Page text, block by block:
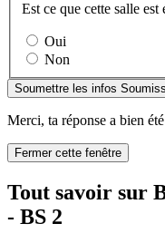
Est ce que cette salle est
Oui
Non
Soumettre les infos
Merci, ta réponse a bien
Fermer cette fenêtre
Tout savoir sur
- BS 2